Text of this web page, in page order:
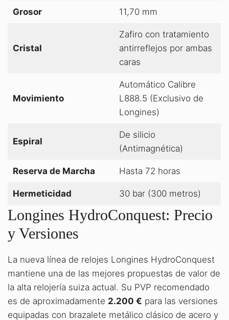
Grosor 11,70 mm
Cristal
Zafiro con tratamiento
antirreflejos por ambas
caras
Movimiento
Automático Calibre
L888.5 (Exclusivo de
Longines)
Espiral
De silicio
(Antimagnética)
Reserva de Marcha Hasta 72 horas
Hermeticidad 30 bar (300 metros)
Longines HydroConquest: Precio
y Versiones
La nueva línea de relojes Longines HydroConquest
mantiene una de las mejores propuestas de valor de
la alta relojería suiza actual. Su PVP recomendado
es de aproximadamente 2.200 € para las versiones
equipadas con brazalete metálico clásico de acero y